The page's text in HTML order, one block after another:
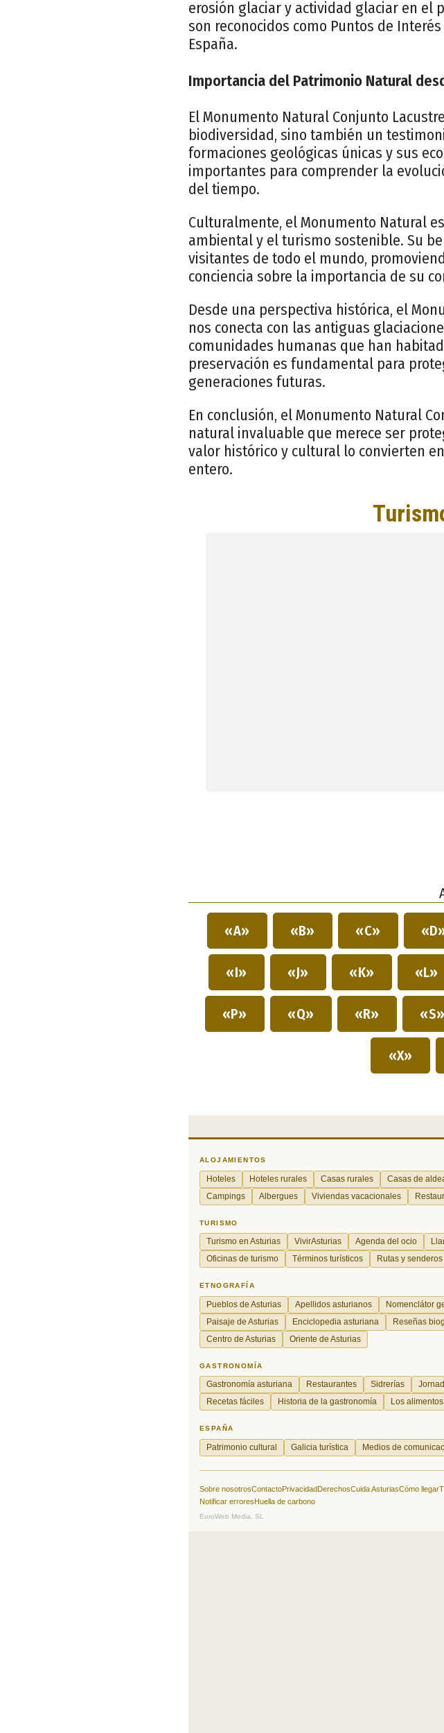
erosión glaciar y actividad glaciar en el
son reconocidos como Puntos de
España.
Importancia del Patrimonio Natural
El Monumento Natural Conjunto
biodiversidad, sino también un
formaciones geológicas únicas y sus
importantes para comprender la
del tiempo.
Culturalmente, el Monumento Natural
ambiental y el turismo sostenible. Su
visitantes de todo el mundo,
conciencia sobre la importancia de su
Desde una perspectiva histórica, el
nos conecta con las antiguas
comunidades humanas que han
preservación es fundamental para
generaciones futuras.
En conclusión, el Monumento Natural
natural invaluable que merece ser
valor histórico y cultural lo convierten
entero.
«A» «B» «C»
«I» «J» «K» «L»
«P» «Q» «R» «S»
«X»